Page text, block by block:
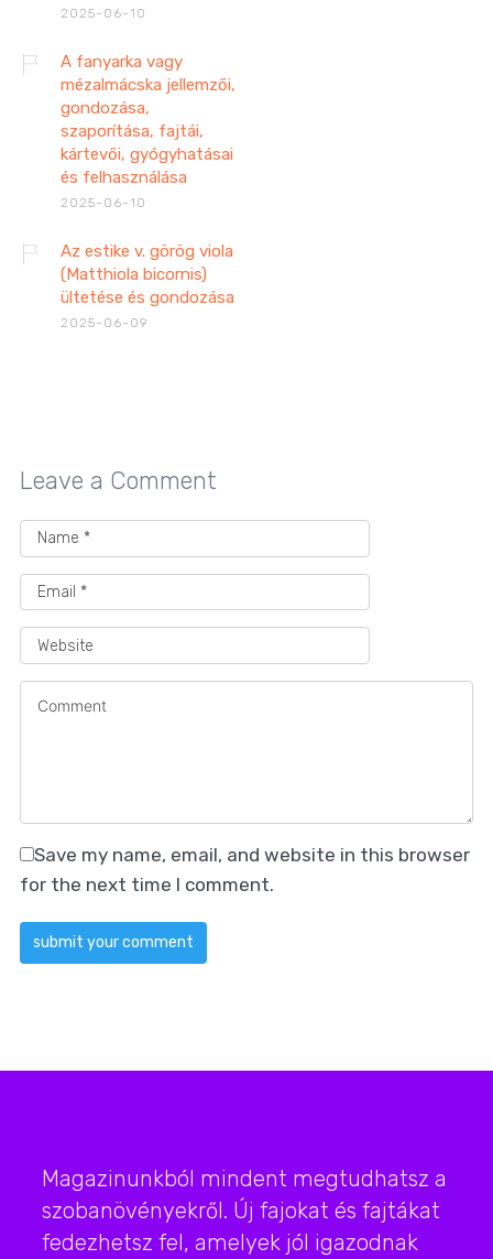
2025-06-10
A fanyarka vagy
mézalmácska jellemzői,
gondozása,
szaporítása, fajtái,
kártevői, gyógyhatásai
és felhasználása
2025-06-10
Az estike v. görög viola
(Matthiola bicornis)
ültetése és gondozása
2025-06-09
Leave a Comment
Save my name, email, and website in this browser
for the next time I comment.
Magazinunkból mindent megtudhatsz a
szobanövényekről. Új fajokat és fajtákat
fedezhetsz fel, amelyek jól igazodnak